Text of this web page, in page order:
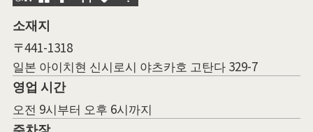
소재지
〒441-1318
일본 아이치현 신시로시 야츠카호 고탄다 329-7
영업 시간
오전 9시부터 오후 6시까지